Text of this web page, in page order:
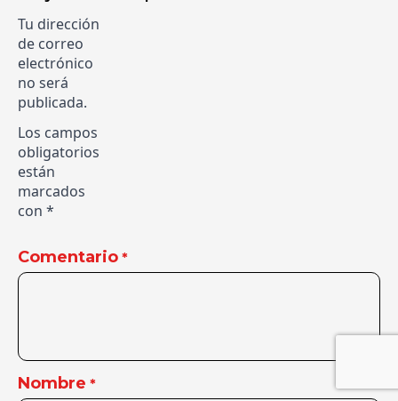
Tu dirección
de correo
electrónico
no será
publicada.
Los campos
obligatorios
están
marcados
con *
Comentario *
Nombre *